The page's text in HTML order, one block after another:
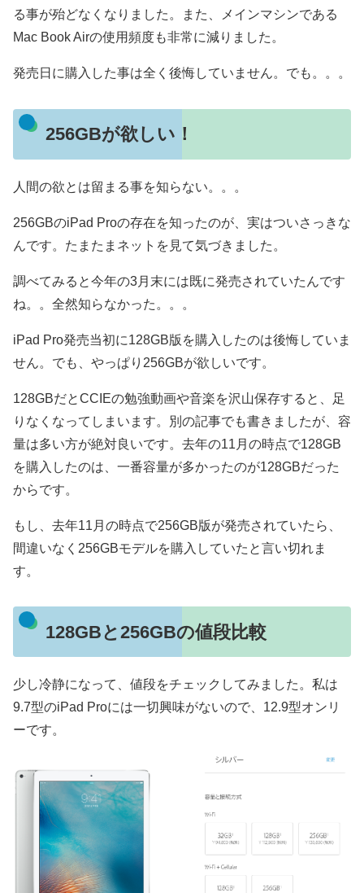
る事が殆どなくなりました。また、メインマシンである
Mac Book Airの使用頻度も非常に減りました。
発売日に購入した事は全く後悔していません。でも。。。
256GBが欲しい！
人間の欲とは留まる事を知らない。。。
256GBのiPad Proの存在を知ったのが、実はついさっきな
んです。たまたまネットを見て気づきました。
調べてみると今年の3月末には既に発売されていたんです
ね。。全然知らなかった。。。
iPad Pro発売当初に128GB版を購入したのは後悔していま
せん。でも、やっぱり256GBが欲しいです。
128GBだとCCIEの勉強動画や音楽を沢山保存すると、足
りなくなってしまいます。別の記事でも書きましたが、容
量は多い方が絶対良いです。去年の11月の時点で128GB
を購入したのは、一番容量が多かったのが128GBだった
からです。
もし、去年11月の時点で256GB版が発売されていたら、
間違いなく256GBモデルを購入していたと言い切れま
す。
128GBと256GBの値段比較
少し冷静になって、値段をチェックしてみました。私は
9.7型のiPad Proには一切興味がないので、12.9型オンリ
ーです。